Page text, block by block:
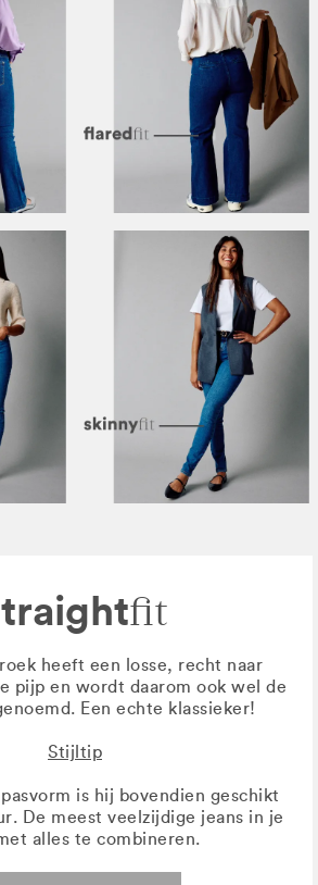
fit
heeft een losse, recht naar
pijp en wordt daarom ook wel de
Een echte klassieker!
Stijltip
is hij bovendien geschikt
De meest veelzijdige jeans in je
alles te combineren.